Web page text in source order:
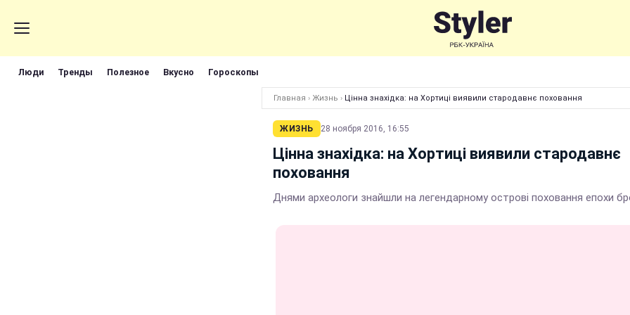
Люди Тренды Полезное Вкусно Гороскопы
Главная › Жизнь › Цінна знахідка: на Хортиці виявили стародавнє поховання
ЖИЗНЬ 28 ноября 2016, 16:55
Цінна знахідка: на Хортиці виявили стародавнє
поховання
Днями археологи знайшли на легендарному острові поховання епохи